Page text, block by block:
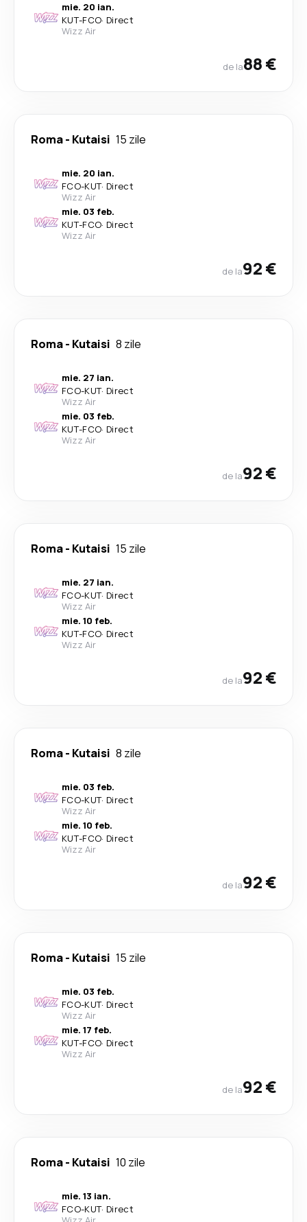
mie. 20 ian.
KUT-FCO· Direct
Wizz Air
de la88 €
Roma- Kutaisi 15 zile
mie. 20 ian.
FCO-KUT· Direct
Wizz Air
mie. 03 feb.
KUT-FCO· Direct
Wizz Air
de la92 €
Roma- Kutaisi 8 zile
mie. 27 ian.
FCO-KUT· Direct
Wizz Air
mie. 03 feb.
KUT-FCO· Direct
Wizz Air
de la92 €
Roma- Kutaisi 15 zile
mie. 27 ian.
FCO-KUT· Direct
Wizz Air
mie. 10 feb.
KUT-FCO· Direct
Wizz Air
de la92 €
Roma- Kutaisi 8 zile
mie. 03 feb.
FCO-KUT· Direct
Wizz Air
mie. 10 feb.
KUT-FCO· Direct
Wizz Air
de la92 €
Roma- Kutaisi 15 zile
mie. 03 feb.
FCO-KUT· Direct
Wizz Air
mie. 17 feb.
KUT-FCO· Direct
Wizz Air
de la92 €
Roma- Kutaisi 10 zile
mie. 13 ian.
FCO-KUT· Direct